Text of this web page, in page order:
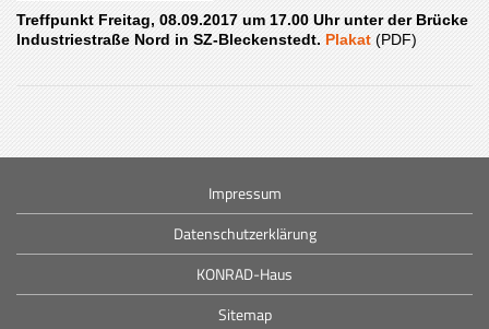
Treffpunkt Freitag, 08.09.2017 um 17.00 Uhr unter der Brücke
Industriestraße Nord in SZ-Bleckenstedt. Plakat (PDF)
Impressum
Datenschutzerklärung
KONRAD-Haus
Sitemap